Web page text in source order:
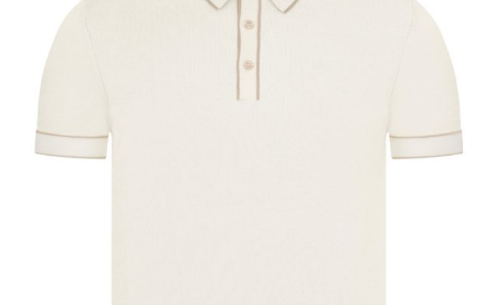
гранул полиуретана и резины с антибактериальной
пропиткой обеспечивает отвод влаги и препятствует
возникновению неприятного запаха.